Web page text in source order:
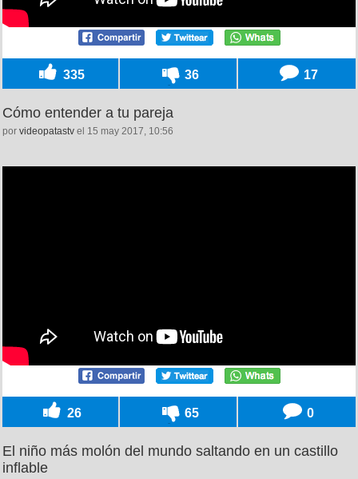
335 36 17
Cómo entender a tu pareja
por videopatastv el 15 may 2017, 10:56
26 65 0
El niño más molón del mundo saltando en un castillo
inflable